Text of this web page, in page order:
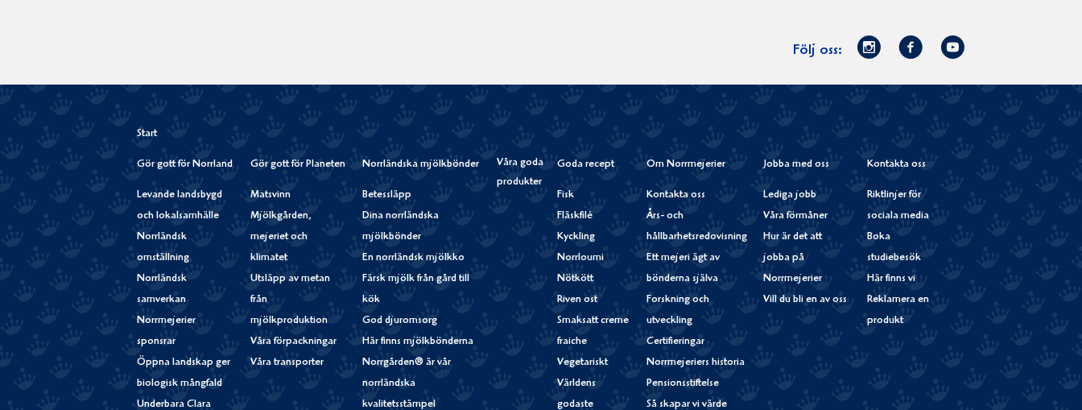
Följ oss:
Norrmejerier
Instagram
Facebook
Youtube
Start
Gör gott för Norrland
Levande landsbygd
och lokalsamhälle
Norrländsk
omställning
Norrländsk
samverkan
Norrmejerier
sponsrar
Öppna landskap ger
biologisk mångfald
Underbara Clara
Gör gott för Planeten
Matsvinn
Mjölkgården,
mejeriet och
klimatet
Utsläpp av metan
från
mjölkproduktion
Våra förpackningar
Våra transporter
Norrländska mjölkbönder
Betessläpp
Dina norrländska
mjölkbönder
En norrländsk mjölkko
Färsk mjölk från gård till
kök
God djuromsorg
Här finns mjölkbönderna
Norrgården® är vår
norrländska
kvalitetsstämpel
Våra goda
produkter
Goda recept
Fisk
Fläskfilé
Kyckling
Norrloumi
Nötkött
Riven ost
Smaksatt creme
fraiche
Vegetariskt
Världens
godaste
Om Norrmejerier
Kontakta oss
Års- och
hållbarhetsredovisning
Ett mejeri ägt av
bönderna själva
Forskning och
utveckling
Certifieringar
Norrmejeriers historia
Pensionsstiftelse
Så skapar vi värde
Jobba med oss
Lediga jobb
Våra förmåner
Hur är det att
jobba på
Norrmejerier
Vill du bli en av oss
Kontakta oss
Riktlinjer för
sociala media
Boka
studiebesök
Här finns vi
Reklamera en
produkt